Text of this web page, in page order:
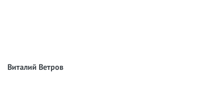
Виталий Ветров